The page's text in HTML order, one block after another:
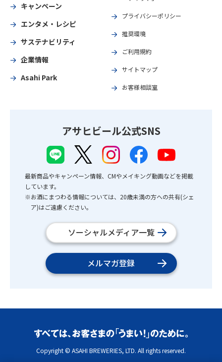
キャンペーン
エンタメ・レシピ
サステナビリティ
企業情報
Asahi Park
プライバシーポリシー
推奨環境
ご利用規約
サイトマップ
お客様相談室
アサヒビール公式SNS
最新商品やキャンペーン情報、CMやメイキング動画などを掲載
しています。
※お酒にまつわる情報については、20歳未満の方への共有(シェ
ア)はご遠慮ください。
ソーシャルメディア一覧
メルマガ登録
Copyright © ASAHI BREWERIES, LTD. All rights reserved.